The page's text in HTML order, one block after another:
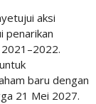
aksi
penarikan
baru dengan
21 Mei 2027.